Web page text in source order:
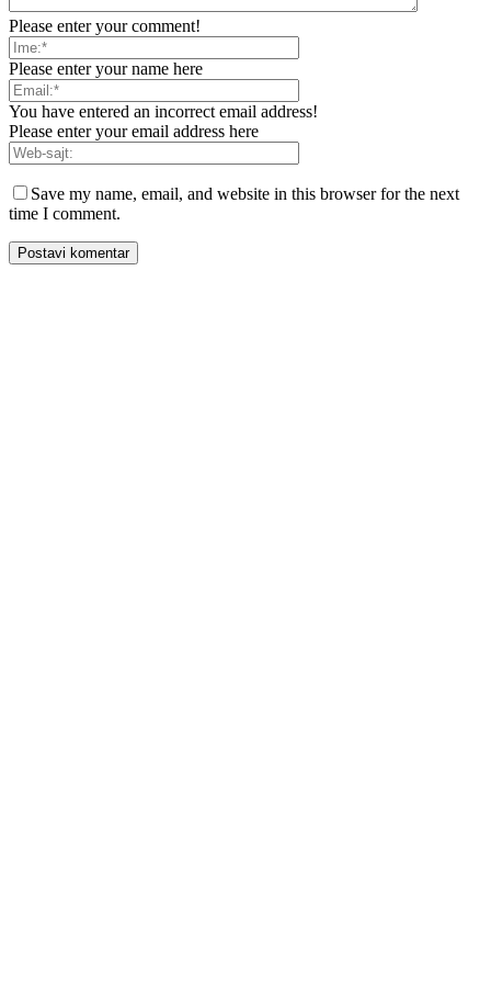
Please enter your comment!
Please enter your name here
You have entered an incorrect email address!
Please enter your email address here
Save my name, email, and website in this browser for the next
time I comment.